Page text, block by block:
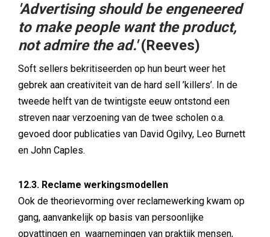
'Advertising should be engeneered
to make people want the product,
not admire the ad.'(Reeves)
Soft sellers bekritiseerden op hun beurt weer het
gebrek aan creativiteit van de hard sell ’killers’. In de
tweede helft van de twintigste eeuw ontstond een
streven naar verzoening van de twee scholen o.a.
gevoed door publicaties van David Ogilvy, Leo Burnett
en John Caples.
12.3. Reclame werkingsmodellen
Ook de theorievorming over reclamewerking kwam op
gang, aanvankelijk op basis van persoonlijke
opvattingen en waarnemingen van praktijk mensen,